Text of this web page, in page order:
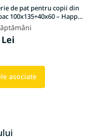
de pat pentru copii din
100x135+40x60 – Happy
Lei
asociate